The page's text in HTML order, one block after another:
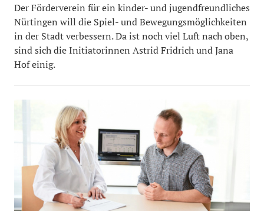
Der Förderverein für ein kinder- und jugendfreundliches
Nürtingen will die Spiel- und Bewegungsmöglichkeiten
in der Stadt verbessern. Da ist noch viel Luft nach oben,
sind sich die Initiatorinnen Astrid Fridrich und Jana
Hof einig.